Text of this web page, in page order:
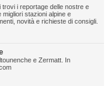
trovi i reportage delle nostre e
stazioni alpine e
novità e richieste di consigli.
e Zermatt. In